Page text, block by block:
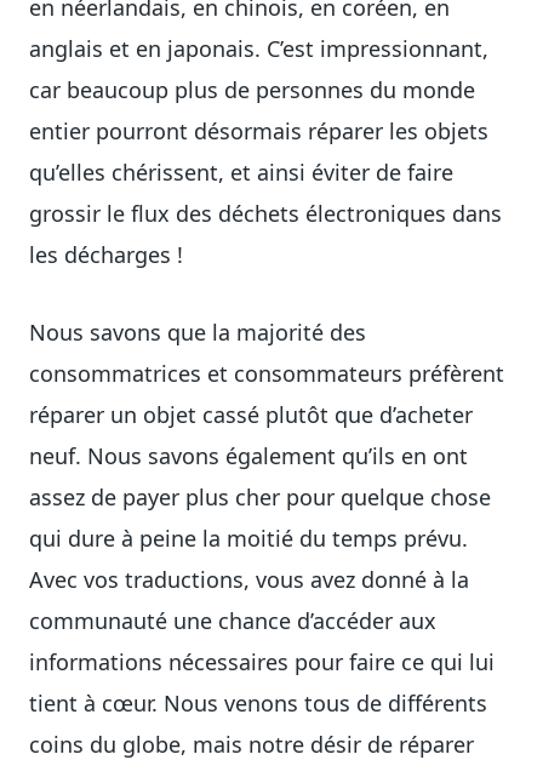
en néerlandais, en chinois, en coréen, en
anglais et en japonais. C’est impressionnant,
car beaucoup plus de personnes du monde
entier pourront désormais réparer les objets
qu’elles chérissent, et ainsi éviter de faire
grossir le flux des déchets électroniques dans
les décharges !
Nous savons que la majorité des
consommatrices et consommateurs préfèrent
réparer un objet cassé plutôt que d’acheter
neuf. Nous savons également qu’ils en ont
assez de payer plus cher pour quelque chose
qui dure à peine la moitié du temps prévu.
Avec vos traductions, vous avez donné à la
communauté une chance d’accéder aux
informations nécessaires pour faire ce qui lui
tient à cœur. Nous venons tous de différents
coins du globe, mais notre désir de réparer